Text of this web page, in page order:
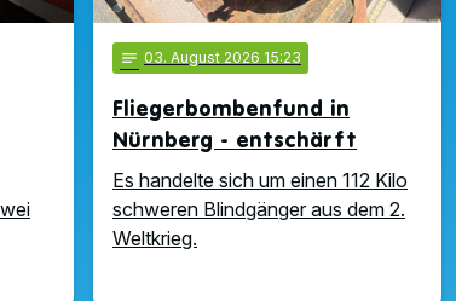
notes 03. August 2026 15:23
Fliegerbombenfund in
Nürnberg - entschärft
Es handelte sich um einen 112 Kilo
schweren Blindgänger aus dem 2.
Weltkrieg.